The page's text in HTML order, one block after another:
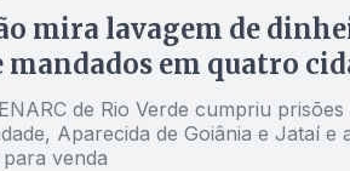
mira lavagem de
em quatro
de Rio Verde cumpriu
Aparecida de Goiânia e Jataí e
venda